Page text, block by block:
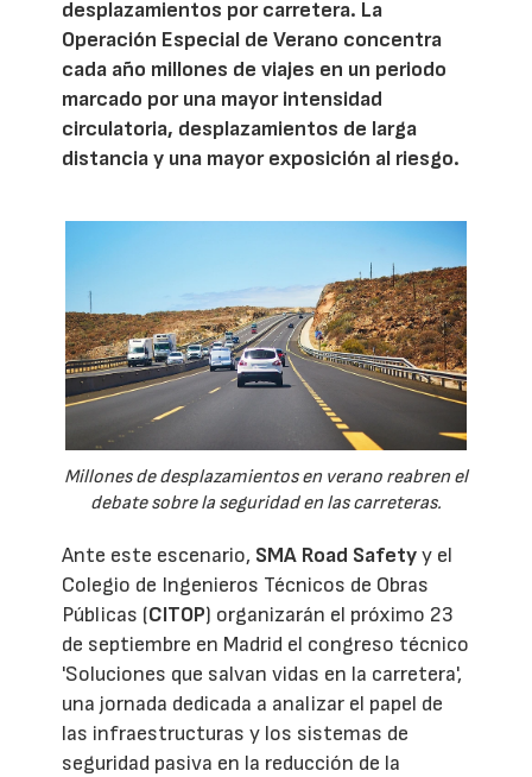
desplazamientos por carretera. La
Operación Especial de Verano concentra
cada año millones de viajes en un periodo
marcado por una mayor intensidad
circulatoria, desplazamientos de larga
distancia y una mayor exposición al riesgo.
Millones de desplazamientos en verano reabren el
debate sobre la seguridad en las carreteras.
Ante este escenario, SMA Road Safetyy el
Colegio de Ingenieros Técnicos de Obras
Públicas (CITOP) organizarán el próximo 23
de septiembre en Madrid el congreso técnico
'Soluciones que salvan vidas en la carretera',
una jornada dedicada a analizar el papel de
las infraestructuras y los sistemas de
seguridad pasiva en la reducción de la